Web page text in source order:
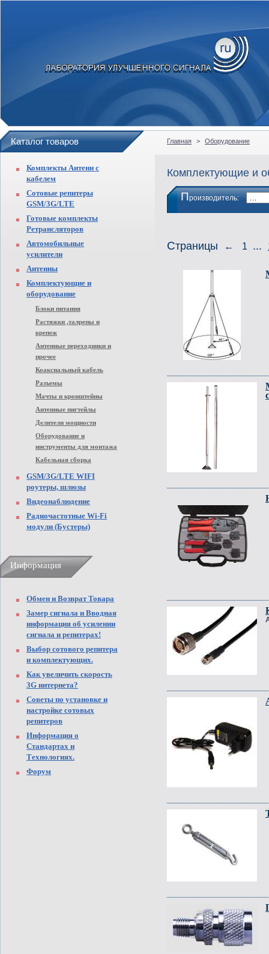
Каталог товаров
Комплекты Антенн с
кабелем
Сотовые репитеры
GSM/3G/LTE
Готовые комплекты
Ретрансляторов
Автомобильные
усилители
Антенны
Комплектующие и
оборудование
Блоки питания
Растяжки ,талрепы и
крепеж
Антенные переходники и
прочее
Коаксиальный кабель
Разъемы
Мачты и кронштейны
Антенные пигтейлы
Делители мощности
Оборудование и
инструменты для монтажа
Кабельная сборка
GSM/3G/LTE WIFI
роутеры, шлюзы
Видеонаблюдение
Радиочастотные Wi-Fi
модули (Бустеры)
Информация
Обмен и Возврат Товара
Замер сигнала и Вводная
информация об усилении
сигнала и репитерах!
Выбор сотового репитера
и комплектующих.
Как увеличить скорость
3G интернета?
Советы по установке и
настройке сотовых
репитеров
Информация о
Стандартах и
Технологиях.
Форум
Главная > Оборудование
Комплектующие и
Производитель:
Страницы ← 1 ...